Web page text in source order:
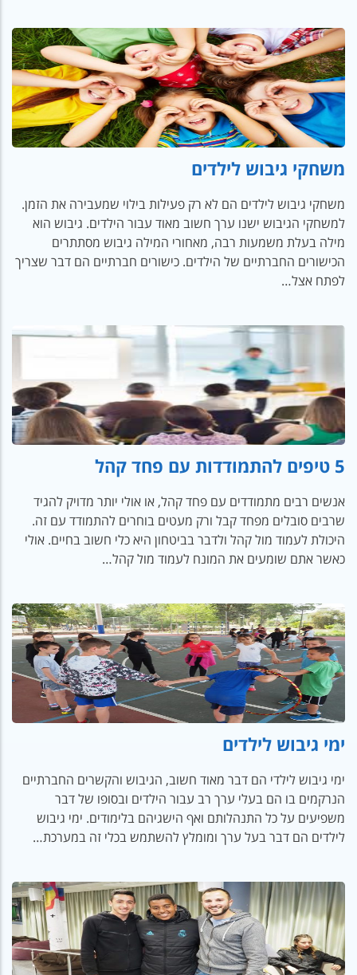
משחקי גיבוש לילדים
משחקי גיבוש לילדים הם לא רק פעילות בילוי שמעבירה את הזמן.
למשחקי הגיבוש ישנו ערך חשוב מאוד עבור הילדים. גיבוש הוא
מילה בעלת משמעות רבה, מאחורי המילה גיבוש מסתתרים
הכישורים החברתיים של הילדים. כישורים חברתיים הם דבר שצריך
לפתח אצל…
5 טיפים להתמודדות עם פחד קהל
אנשים רבים מתמודדים עם פחד קהל, או אולי יותר מדויק להגיד
שרבים סובלים מפחד קבל ורק מעטים בוחרים להתמודד עם זה.
היכולת לעמוד מול קהל ולדבר בביטחון היא כלי חשוב בחיים. אולי
כאשר אתם שומעים את המונח לעמוד מול קהל…
ימי גיבוש לילדים
ימי גיבוש לילדי הם דבר מאוד חשוב, הגיבוש והקשרים החברתיים
הנרקמים בו הם בעלי ערך רב עבור הילדים ובסופו של דבר
משפיעים על כל התנהלותם ואף הישגיהם בלימודים. ימי גיבוש
לילדים הם דבר בעל ערך ומומלץ להשתמש בכלי זה במערכת…